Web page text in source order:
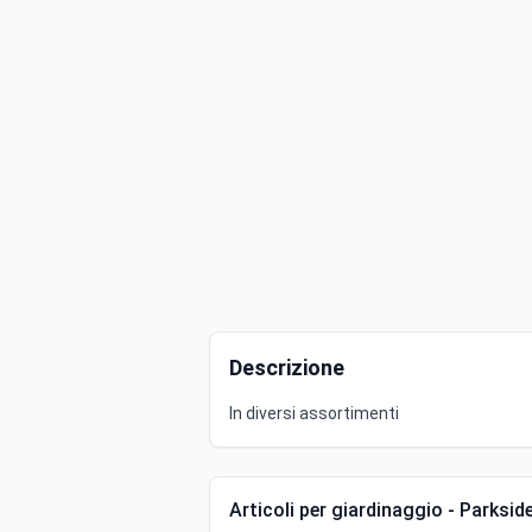
Descrizione
In diversi assortimenti
Articoli per giardinaggio -